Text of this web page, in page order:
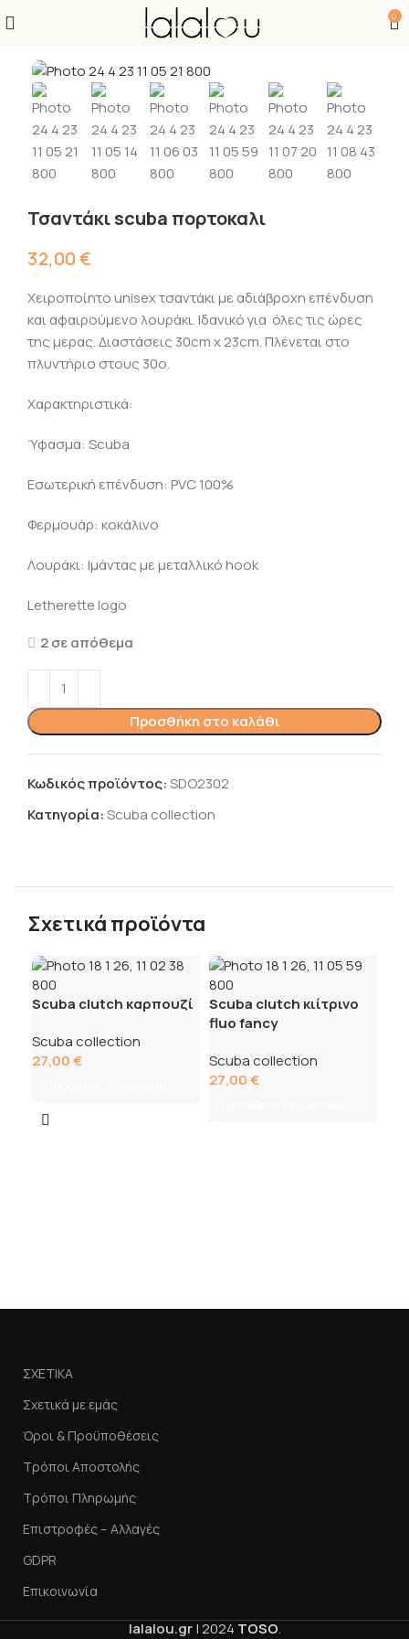
0
Τσαντάκι scuba πορτοκαλι
32,00€
Χειροποίητο unisex τσαντάκι με αδιάβροχη επένδυση
και αφαιρούμενο λουράκι. Ιδανικό για όλες τις ώρες
της μερας. Διαστάσεις 30cm x 23cm. Πλένεται στο
πλυντήριο στους 30ο.
Χαρακτηριστικά:
Ύφασμα: Scuba
Εσωτερική επένδυση: PVC 100%
Φερμουάρ: κοκάλινο
Λουράκι: Ιμάντας με μεταλλικό hook
Letherette logo
2 σε απόθεμα
Προσθήκη στο καλάθι
Κωδικός προϊόντος:SDO2302
Κατηγορία:Scuba collection
Σχετικά προϊόντα
Scuba clutch καρπουζί
Scuba collection
27,00€
Scuba clutch κιίτρινο
fluo fancy
Scuba collection
27,00€
ΣΧΕΤΙΚΑ
Σχετικά με εμάς
Όροι & Προϋποθέσεις
Τρόποι Αποστολής
Τρόποι Πληρωμής
Επιστροφές – Αλλαγές
GDPR
Επικοινωνία
lalalou.gr|2024 TOSO.